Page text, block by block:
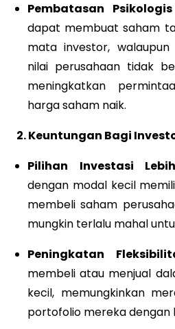
Pembatasan
dapat membuat saham
mata investor,
nilai perusahaan tidak
meningkatkan
harga saham naik.
2. Keuntungan Bagi
Pilihan Investasi
dengan modal kecil
membeli saham
mungkin terlalu mahal
Peningkatan
membeli atau menjual
kecil, memungkinkan
portofolio mereka dengan